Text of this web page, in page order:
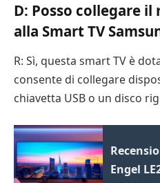
D: Posso collegare
alla Smart TV
R: Sì, questa smart TV è
consente di collegare
chiavetta USB o un disco
Engel